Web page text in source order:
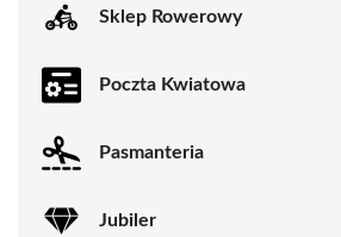
Sklep Rowerowy
Poczta Kwiatowa
Pasmanteria
Jubiler